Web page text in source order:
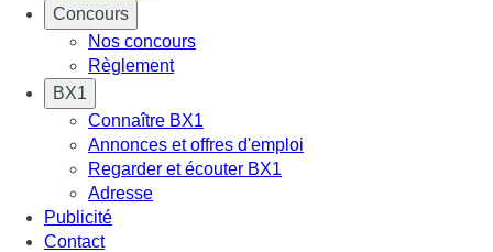
Concours
Nos concours
Règlement
BX1
Connaître BX1
Annonces et offres d'emploi
Regarder et écouter BX1
Adresse
Publicité
Contact